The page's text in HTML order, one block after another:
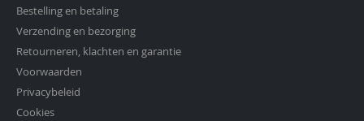
Bestelling en betaling
Verzending en bezorging
Retourneren, klachten en garantie
Voorwaarden
Privacybeleid
Cookies